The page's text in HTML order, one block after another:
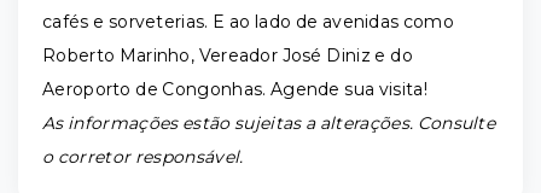
cafés e sorveterias. E ao lado de avenidas como
Roberto Marinho, Vereador José Diniz e do
Aeroporto de Congonhas. Agende sua visita!
As informações estão sujeitas a alterações. Consulte
o corretor responsável.